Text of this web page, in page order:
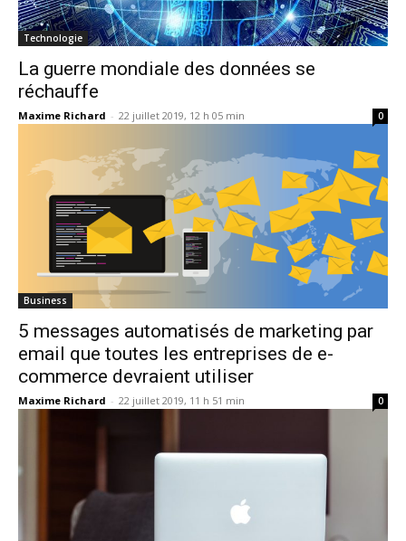
Technologie
La guerre mondiale des données se
réchauffe
Maxime Richard - 22 juillet 2019, 12 h 05 min 0
Business
5 messages automatisés de marketing par
email que toutes les entreprises de e-
commerce devraient utiliser
Maxime Richard - 22 juillet 2019, 11 h 51 min 0